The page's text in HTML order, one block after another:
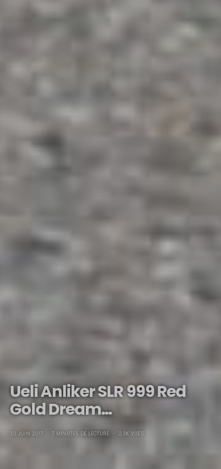
Ueli Anliker SLR 999 Red
Gold Dream…
30 JUIN 2017 7 MINUTES DE LECTURE 2.3K VUES